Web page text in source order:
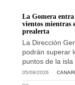
La Gomera entra
vientos mientras
prealerta
La Dirección
podrán superar
puntos de la isla
05/08/2026